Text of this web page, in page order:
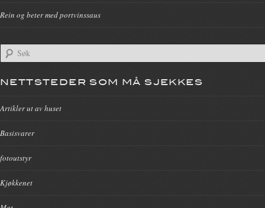
Rein og beter med portvinssaus
NETTSTEDER SOM MÅ SJEKKES
Artikler ut av huset
Basisvarer
fotoutstyr
Kjøkkenet